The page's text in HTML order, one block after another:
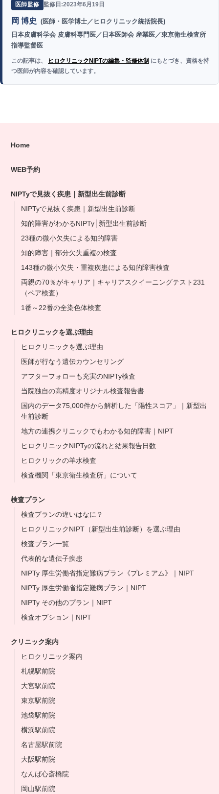
医師監修 監修日:2023年6月19日
岡 博史
(医師・医学博士／ヒロクリニック統括院長)
日本皮膚科学会 皮膚科専門医／日本医師会 産業医／東京衛生検査所
指導監督医
この記事は、 ヒロクリニックNIPTの編集・監修体制 にもとづき、資格を持
つ医師が内容を確認しています。
Home
WEB予約
NIPTyで見抜く疾患｜新型出生前診断
NIPTyで見抜く疾患｜新型出生前診断
知的障害がわかるNIPTy│新型出生前診断
23種の微小欠失による知的障害
知的障害｜部分欠失重複の検査
143種の微小欠失・重複疾患による知的障害検査
両親の70％がキャリア｜キャリアスクイーニングテスト231
（ペア検査）
1番～22番の全染色体検査
ヒロクリニックを選ぶ理由
ヒロクリニックを選ぶ理由
医師が行なう遺伝カウンセリング
アフターフォローも充実のNIPTy検査
当院独自の高精度オリジナル検査報告書
国内のデータ75,000件から解析した「陽性スコア」｜新型出
生前診断
地方の連携クリニックでもわかる知的障害｜NIPT
ヒロクリニックNIPTyの流れと結果報告日数
ヒロクリックの羊水検査
検査機関「東京衛生検査所」について
検査プラン
検査プランの違いはなに？
ヒロクリニックNIPT（新型出生前診断）を選ぶ理由
検査プラン一覧
代表的な遺伝子疾患
NIPTy 厚生労働省指定難病プラン《プレミアム》｜NIPT
NIPTy 厚生労働省指定難病プラン｜NIPT
NIPTy その他のプラン｜NIPT
検査オプション｜NIPT
クリニック案内
ヒロクリニック案内
札幌駅前院
大宮駅前院
東京駅前院
池袋駅前院
横浜駅前院
名古屋駅前院
大阪駅前院
なんば心斎橋院
岡山駅前院